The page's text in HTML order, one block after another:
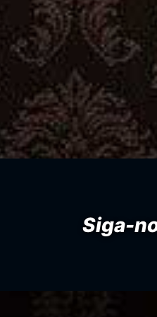
Siga-